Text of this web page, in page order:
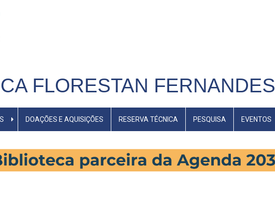
FLORESTAN FERNANDES
DOAÇÕES E AQUISIÇÕES RESERVA TÉCNICA PESQUISA EVENTOS